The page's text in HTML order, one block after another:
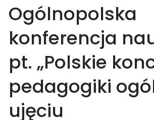
Ogólnopolska
konferencja
pt. „Polskie
pedagogiki
ujęciu